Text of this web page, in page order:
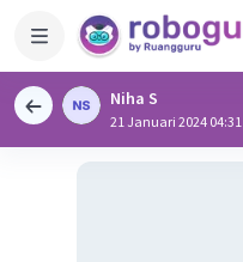
Niha S
21 Januari 2024 04:31